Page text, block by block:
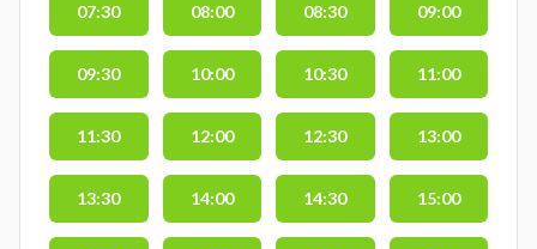
07:30 08:00 08:30 09:00
09:30 10:00 10:30 11:00
11:30 12:00 12:30 13:00
13:30 14:00 14:30 15:00